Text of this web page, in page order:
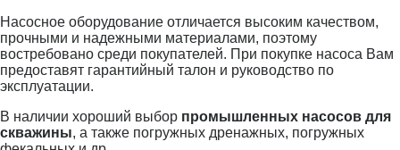
Насосное оборудование отличается высоким качеством,
прочными и надежными материалами, поэтому
востребовано среди покупателей. При покупке насоса Вам
предоставят гарантийный талон и руководство по
эксплуатации.
В наличии хороший выбор промышленных насосов для
скважины, а также погружных дренажных, погружных